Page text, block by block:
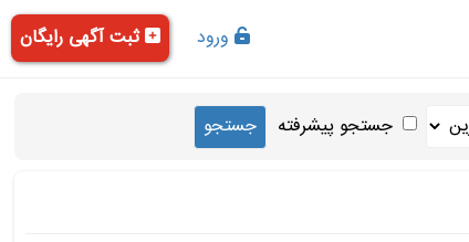
ورود ثبت آگهی رایگان
جستجو پیشرفته